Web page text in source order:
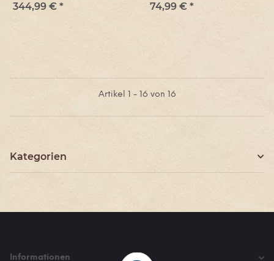
Holz-Knochengriff
344,99 € *
Knochengriff
74,99 € *
Artikel 1 - 16 von 16
Kategorien
Informationen